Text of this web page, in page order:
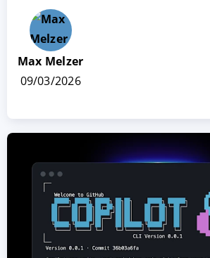
Max Melzer
09/03/2026